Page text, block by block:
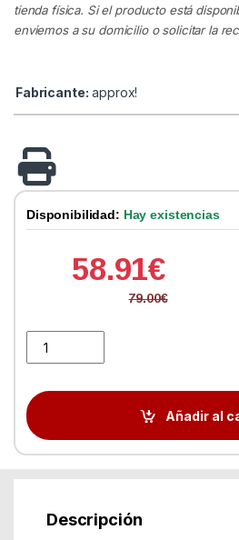
tienda física. Si el producto está
enviemos a su domicilio o solicitar la
Fabricante: approx!
Disponibilidad: Hay existencias
58.91€
79.00€
Añadir al
Descripción